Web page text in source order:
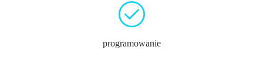
programowanie